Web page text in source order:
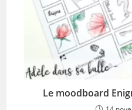
Le moodboard